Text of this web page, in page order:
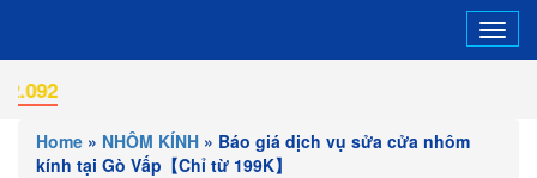
Home » NHÔM KÍNH » Báo giá dịch vụ sửa cửa nhôm
kính tại Gò Vấp【Chỉ từ 199K】